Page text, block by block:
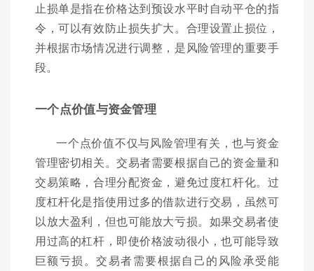
止损单是指在价格达到预设水平时自动平仓的指
令，可以有效防止损失扩大。合理设置止损位，
并根据市场情况进行调整，是风险管理的重要手
段。
一个点价值与资金管理
一个点价值不仅与风险管理有关，也与资金
管理密切相关。交易者需要根据自己的资金量和
交易策略，合理分配资金，避免过度杠杆化。过
度杠杆化是指使用过多的借款进行交易，虽然可
以放大盈利，但也可能放大亏损。如果交易者使
用过高的杠杆，即使价格波动很小，也可能导致
巨额亏损。交易者需要根据自己的风险承受能